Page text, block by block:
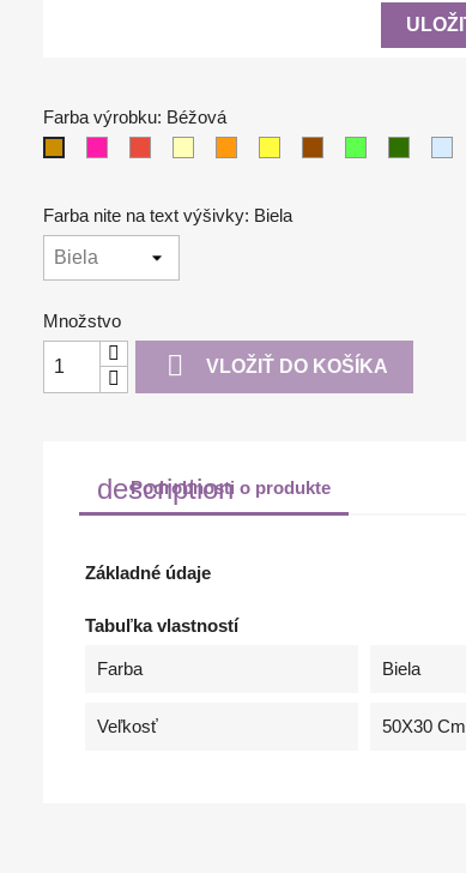
Farba výrobku: Béžová
Farba nite na text výšivky: Biela
Množstvo
 VLOŽIŤ DO KOŠÍKA
description
Podrobnosti o produkte
Základné údaje
Tabuľka vlastností
Farba Biela
Veľkosť 50X30 Cm